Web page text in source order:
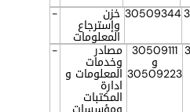
3
30509344 خزن
وإسترجاع
المعلومات
-
3
30509111
و
30509223
مصادر
وخدمات
المعلومات و
ادارة
المكتبات
-